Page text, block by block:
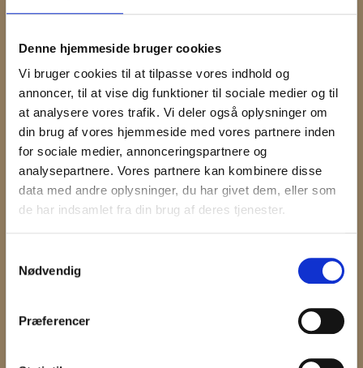
Denne hjemmeside bruger cookies
Vi bruger cookies til at tilpasse vores indhold og
annoncer, til at vise dig funktioner til sociale medier og til
at analysere vores trafik. Vi deler også oplysninger om
din brug af vores hjemmeside med vores partnere inden
for sociale medier, annonceringspartnere og
analysepartnere. Vores partnere kan kombinere disse
data med andre oplysninger, du har givet dem, eller som
de har indsamlet fra din brug af deres tjenester.
Nødvendig
Præferencer
vaccinationspapir med)
Ja min han-kat/katte er kastreret. (vi tager ikke imod
kønsmodne han-katte der ikke er kastreret)
Ikke hankat
Ja
Nej
Antal katte: